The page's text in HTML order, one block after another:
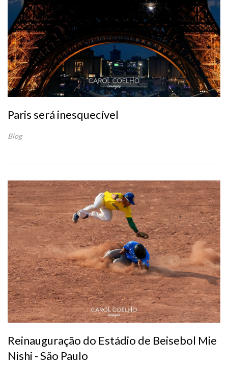
Paris será inesquecível
Blog
Reinauguração do Estádio de Beisebol Mie
Nishi - São Paulo